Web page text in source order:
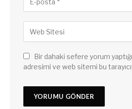
Bir dahaki sefere yorum
adresimi ve web sitemi bu